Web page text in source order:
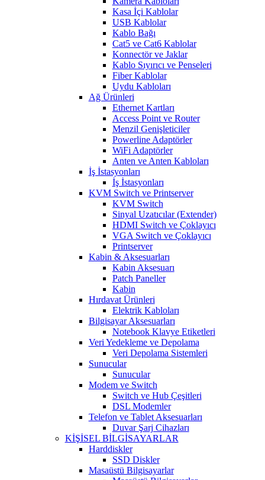
Kasa İçi Kablolar
USB Kablolar
Kablo Bağı
Cat5 ve Cat6 Kablolar
Konnectör ve Jaklar
Kablo Sıyırıcı ve Penseleri
Fiber Kablolar
Uydu Kabloları
Ağ Ürünleri
Ethernet Kartları
Access Point ve Router
Menzil Genişleticiler
Powerline Adaptörler
WiFi Adaptörler
Anten ve Anten Kabloları
İş İstasyonları
İş İstasyonları
KVM Switch ve Printserver
KVM Switch
Sinyal Uzatıcılar (Extender)
HDMI Switch ve Çoklayıcı
VGA Switch ve Çoklayıcı
Printserver
Kabin & Aksesuarları
Kabin Aksesuarı
Patch Paneller
Kabin
Hırdavat Ürünleri
Elektrik Kabloları
Bilgisayar Aksesuarları
Notebook Klavye Etiketleri
Veri Yedekleme ve Depolama
Veri Depolama Sistemleri
Sunucular
Sunucular
Modem ve Switch
Switch ve Hub Çeşitleri
DSL Modemler
Telefon ve Tablet Aksesuarları
Duvar Şarj Cihazları
KİŞİSEL BİLGİSAYARLAR
Harddiskler
SSD Diskler
Masaüstü Bilgisayarlar